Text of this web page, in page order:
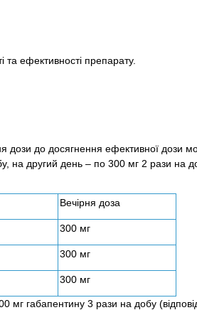
та ефективності препарату.
дози до досягнення ефективної дози
на другий день – по 300 мг 2 рази на
Вечірня доза
300 мг
300 мг
300 мг
мг габапентину 3 рази на добу